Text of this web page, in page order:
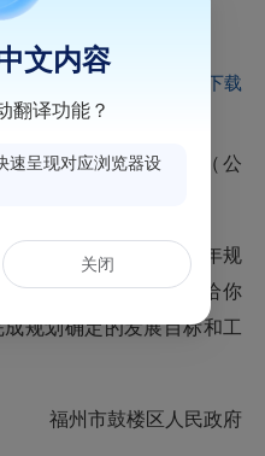
文件下载
府，区直各办、局（公
坊七巷管委会：
社会发展第十五个五年规
次会议批准，现印发给你
规划确定的发展目标和工
福州市鼓楼区人民政府
文内容
翻译功能？
速呈现对应浏览器设
关闭